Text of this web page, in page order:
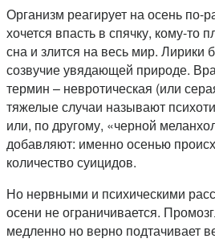
Организм реагирует на осень по-
хочется впасть в спячку, кому-то
сна и злится на весь мир. Лирики
созвучие увядающей природе.
термин – невротическая (или
тяжелые случаи называют
или, по другому, «черной
добавляют: именно осенью
количество суицидов.
Но нервными и психическими
осени не ограничивается.
медленно но верно подтачивает